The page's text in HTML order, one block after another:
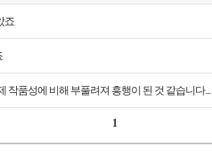
죠
작품성에 비해 부풀려져 흥행이 된 것 같습니다...
1